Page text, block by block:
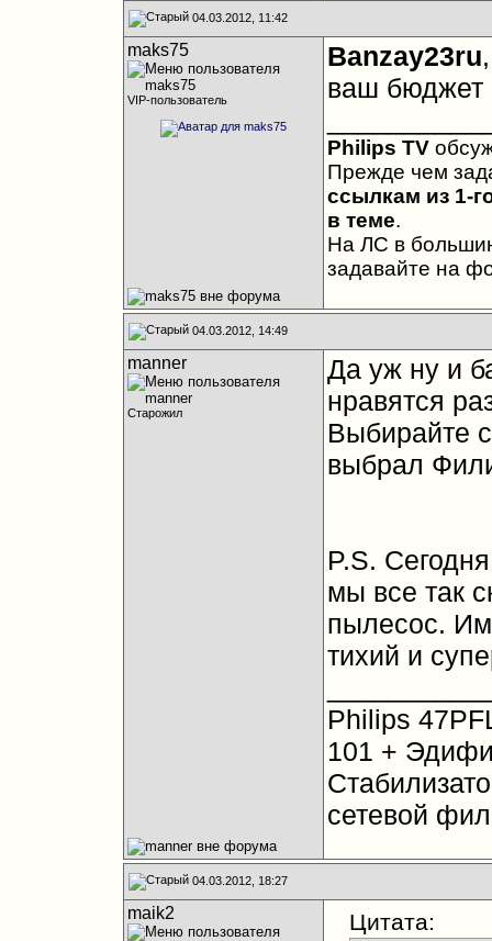
04.03.2012, 11:42
maks75
VIP-пользователь
Banzay23ru
ваш бюджет
Philips TV
Прежде чем
ссылкам из 1-
в теме.
На ЛС в
задавайте на
04.03.2012, 14:49
manner
Старожил
Да уж ну и
нравятся
Выбирайте
выбрал
P.S.
мы все так
пылесос.
тихий и
Philips
101 +
сетевой
04.03.2012, 18:27
maik2 Цитата: